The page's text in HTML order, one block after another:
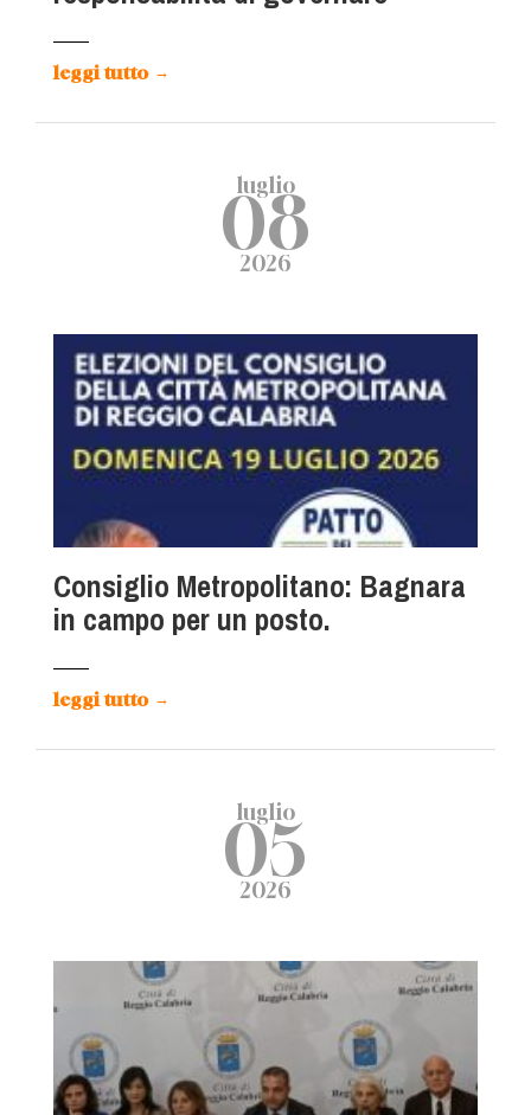
leggi tutto →
luglio
08
2026
Consiglio Metropolitano: Bagnara
in campo per un posto.
leggi tutto →
luglio
05
2026